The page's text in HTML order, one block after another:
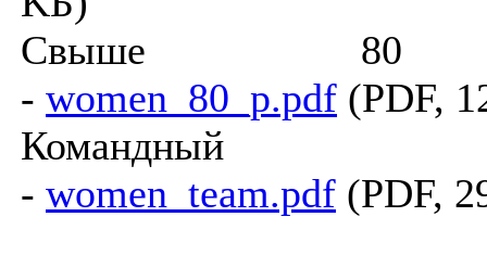
Cвыше
- women_80_p.pdf (PDF,
Командный
- women_team.pdf (PDF,